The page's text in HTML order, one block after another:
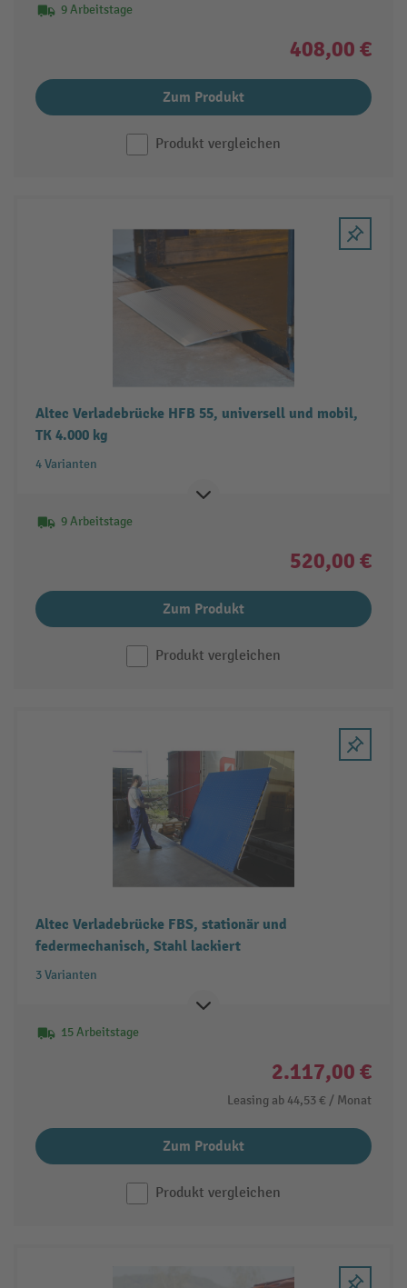
9 Arbeitstage
408,00 €
Zum Produkt
Produkt vergleichen
Altec Verladebrücke HFB 55, universell und mobil,
TK 4.000 kg
4 Varianten
9 Arbeitstage
520,00 €
Zum Produkt
Produkt vergleichen
Altec Verladebrücke FBS, stationär und
federmechanisch, Stahl lackiert
3 Varianten
15 Arbeitstage
2.117,00 €
Leasing ab 44,53 € / Monat
Zum Produkt
Produkt vergleichen